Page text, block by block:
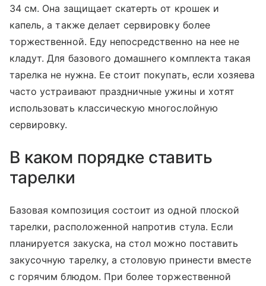
34 см. Она защищает скатерть от крошек и
капель, а также делает сервировку более
торжественной. Еду непосредственно на нее не
кладут. Для базового домашнего комплекта такая
тарелка не нужна. Ее стоит покупать, если хозяева
часто устраивают праздничные ужины и хотят
использовать классическую многослойную
сервировку.
В каком порядке ставить
тарелки
Базовая композиция состоит из одной плоской
тарелки, расположенной напротив стула. Если
планируется закуска, на стол можно поставить
закусочную тарелку, а столовую принести вместе
с горячим блюдом. При более торжественной